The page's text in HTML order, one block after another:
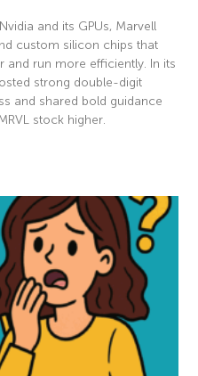
and its GPUs, Marvell
custom silicon chips that
and run more efficiently. In its
strong double-digit
and shared bold guidance
stock higher.